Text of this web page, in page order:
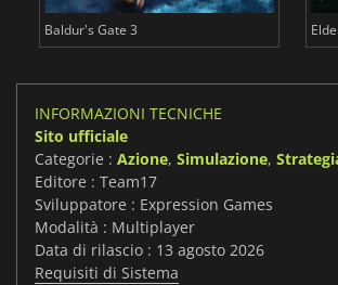
Baldur's Gate 3
INFORMAZIONI TECNICHE
Sito ufficiale
Categorie : Azione, Simulazione,
Editore : Team17
Sviluppatore : Expression Games
Modalità : Multiplayer
Data di rilascio : 13 agosto 2026
Requisiti di Sistema